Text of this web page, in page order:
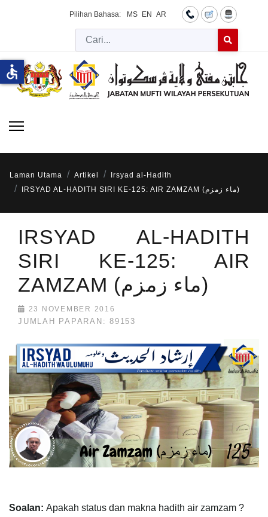
Pilihan Bahasa: MS EN AR
Cari
Laman Utama Artikel
Irsyad al-Hadith
IRSYAD AL-HADITH SIRI KE-125: AIR ZAMZAM (ماء زمزم)
IRSYAD AL-HADITH
SIRI KE-125: AIR
ZAMZAM (ماء زمزم)
23 NOVEMBER 2016
JUMLAH PAPARAN: 89153
Soalan: Apakah status dan makna hadith air zamzam ?
accessible